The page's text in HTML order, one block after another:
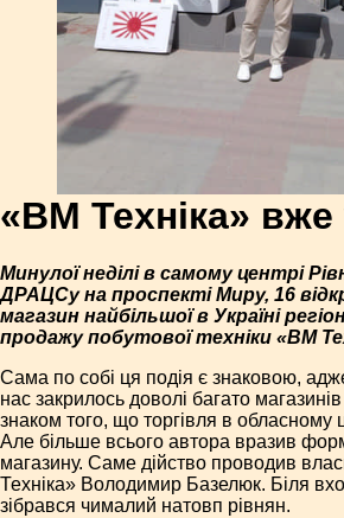
«ВМ Техніка»
Минулої неділі в самому центрі
ДРАЦСу на проспекті Миру, 16
магазин найбільшої в Україні
продажу побутової техніки «ВМ
Сама по собі ця подія є знаковою,
нас закрилось доволі багато
знаком того, що торгівля в обласному
Але більше всього автора вразив
магазину. Саме дійство проводив
Техніка» Володимир Базелюк. Біля
зібрався чималий натовп рівнян.